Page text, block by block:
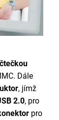
čtečkou
Dále
, jímž
2.0, pro
pro